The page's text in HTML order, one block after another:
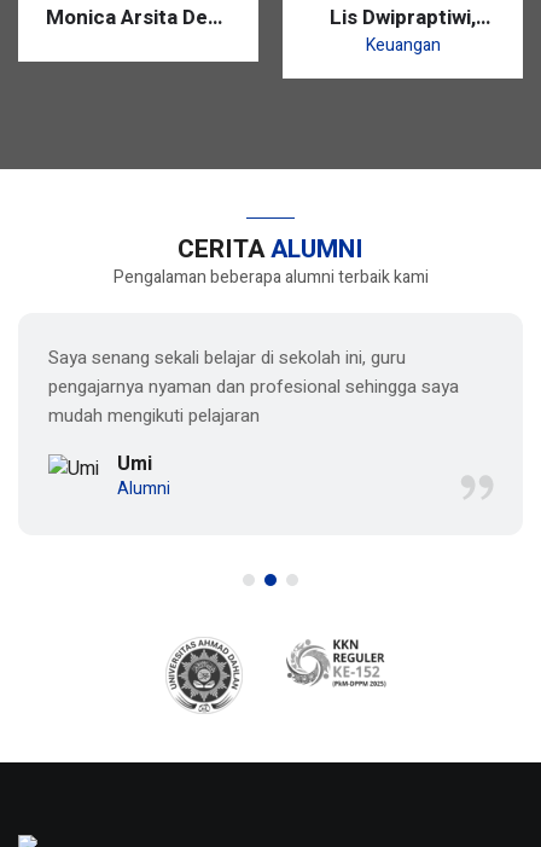
Monica Arsita Dewi, Lis Dwipraptiwi,
S.Pd.
Keuangan
CERITAALUMNI
Pengalaman beberapa alumni terbaik kami
Saya senang sekali belajar di sekolah ini, guru
pengajarnya nyaman dan profesional sehingga saya
mudah mengikuti pelajaran
Umi
Alumni